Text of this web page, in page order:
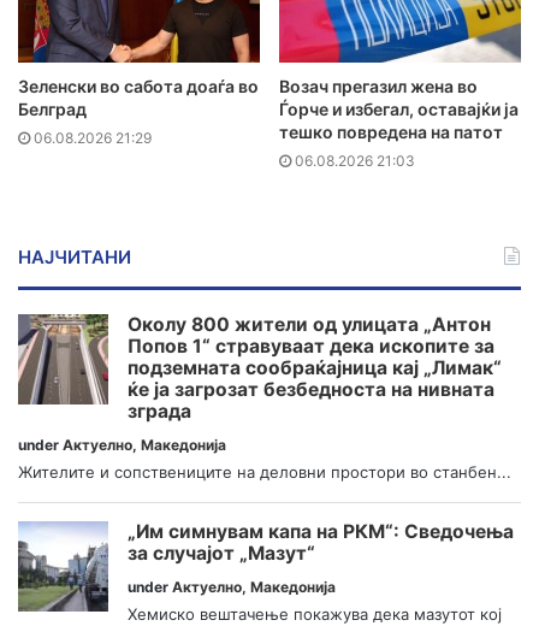
Зеленски во сабота доаѓа во
Белград
06.08.2026 21:29
Возач прегазил жена во
Ѓорче и избегал, оставајќи ја
тешко повредена на патот
06.08.2026 21:03
НАЈЧИТАНИ
Околу 800 жители од улицата „Антон
Попов 1“ стравуваат дека ископите за
подземната сообраќајница кај „Лимак“
ќе ја загрозат безбедноста на нивната
зграда
under Актуелно, Македонија
Жителите и сопствениците на деловни простори во станбен...
„Им симнувам капа на РКМ“: Сведочења
за случајот „Мазут“
under Актуелно, Македонија
Хемиско вештачење покажува дека мазутот кој